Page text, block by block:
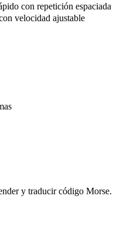
con repetición espaciada
velocidad ajustable
y traducir código Morse.